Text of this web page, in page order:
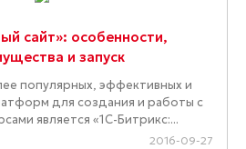
сайт»: особенности,
и запуск
популярных, эффективных и
для создания и работы с
является «1С-Битрикс:...
2016-09-27